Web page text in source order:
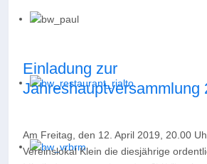
Einladung zur
Jahreshauptversammlung
Am Freitag, den 12. April 2019, 20.00
Vereinslokal Klein die diesjährige